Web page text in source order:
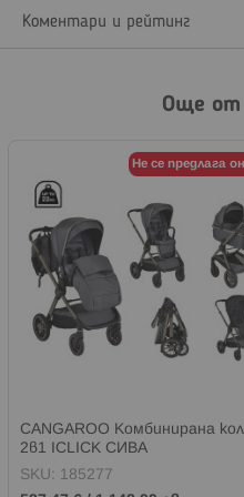
Коментари и рейтинг
Още от
Не се предлага
CANGAROO Комбинирана
2в1 ICLICK СИВА
SKU: 185277